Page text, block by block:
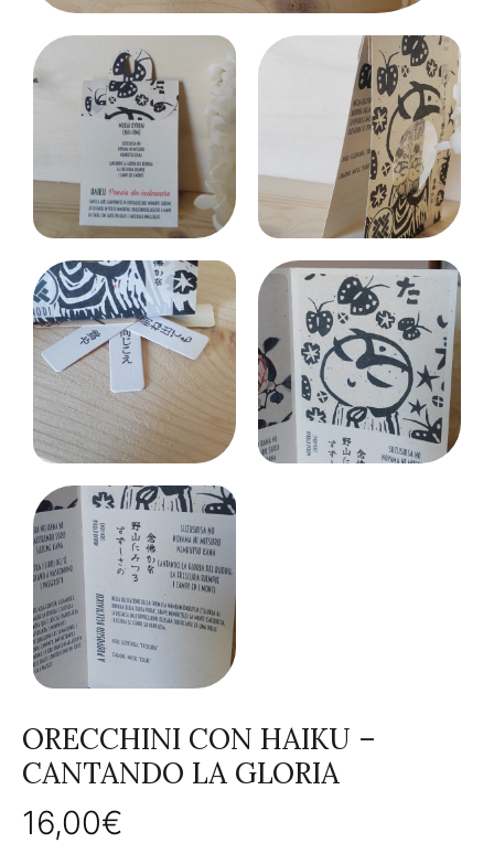
ORECCHINI CON HAIKU –
CANTANDO LA GLORIA
16,00€